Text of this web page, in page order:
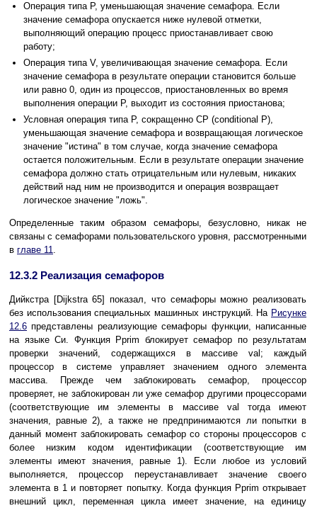
Операция типа P, уменьшающая значение семафора. Если
значение семафора опускается ниже нулевой отметки,
выполняющий операцию процесс приостанавливает свою
работу;
Операция типа V, увеличивающая значение семафора. Если
значение семафора в результате операции становится больше
или равно 0, один из процессов, приостановленных во время
выполнения операции P, выходит из состояния приостанова;
Условная операция типа P, сокращенно CP (conditional P),
уменьшающая значение семафора и возвращающая логическое
значение "истина" в том случае, когда значение семафора
остается положительным. Если в результате операции значение
семафора должно стать отрицательным или нулевым, никаких
действий над ним не производится и операция возвращает
логическое значение "ложь".
Определенные таким образом семафоры, безусловно, никак не
связаны с семафорами пользовательского уровня, рассмотренными
в главе 11.
12.3.2 Реализация семафоров
Дийкстра [Dijkstra 65] показал, что семафоры можно реализовать
без использования специальных машинных инструкций. На Рисунке
12.6 представлены реализующие семафоры функции, написанные
на языке Си. Функция Pprim блокирует семафор по результатам
проверки значений, содержащихся в массиве val; каждый
процессор в системе управляет значением одного элемента
массива. Прежде чем заблокировать семафор, процессор
проверяет, не заблокирован ли уже семафор другими процессорами
(соответствующие им элементы в массиве val тогда имеют
значения, равные 2), а также не предпринимаются ли попытки в
данный момент заблокировать семафор со стороны процессоров с
более низким кодом идентификации (соответствующие им
элементы имеют значения, равные 1). Если любое из условий
выполняется, процессор переустанавливает значение своего
элемента в 1 и повторяет попытку. Когда функция Pprim открывает
внешний цикл, переменная цикла имеет значение, на единицу